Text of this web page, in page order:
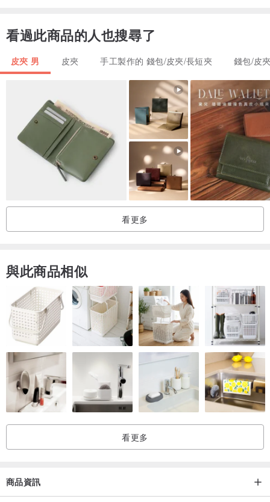
看過此商品的人也搜尋了
皮夾 男 皮夾 手工製作的 錢包/皮夾/長短夾 錢包/皮
看更多
與此商品相似
看更多
商品資訊